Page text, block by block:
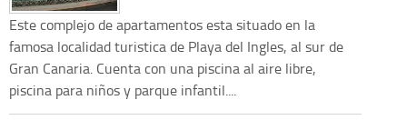
Este complejo de apartamentos esta situado en la
famosa localidad turistica de Playa del Ingles, al sur de
Gran Canaria. Cuenta con una piscina al aire libre,
piscina para niños y parque infantil....